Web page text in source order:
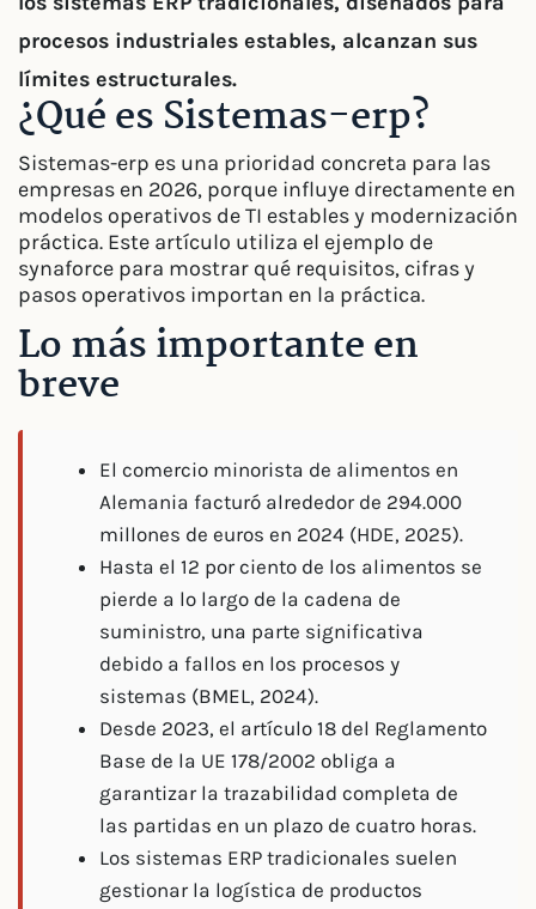
procesos industriales estables, alcanzan sus
límites estructurales.
¿Qué es Sistemas-erp?
Sistemas-erp es una prioridad concreta para las
empresas en 2026, porque influye directamente en
modelos operativos de TI estables y modernización
práctica. Este artículo utiliza el ejemplo de
synaforce para mostrar qué requisitos, cifras y
pasos operativos importan en la práctica.
Lo más importante en
breve
El comercio minorista de alimentos en
Alemania facturó alrededor de 294.000
millones de euros en 2024 (HDE, 2025).
Hasta el 12 por ciento de los alimentos se
pierde a lo largo de la cadena de
suministro, una parte significativa
debido a fallos en los procesos y
sistemas (BMEL, 2024).
Desde 2023, el artículo 18 del Reglamento
Base de la UE 178/2002 obliga a
garantizar la trazabilidad completa de
las partidas en un plazo de cuatro horas.
Los sistemas ERP tradicionales suelen
gestionar la logística de productos